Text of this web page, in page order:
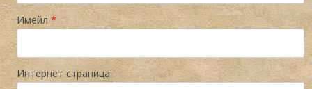
Имейл *
Интернет страница